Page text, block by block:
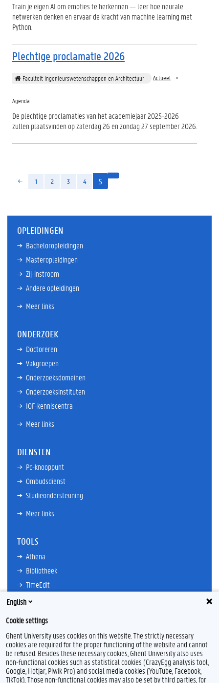
Train je eigen AI om emoties te herkennen — leer hoe neurale
netwerken denken en ervaar de kracht van machine learning met
Python.
Plechtige proclamatie 2026
Faculteit Ingenieurswetenschappen en Architectuur Actueel
Agenda
De plechtige proclamaties van het academiejaar 2025-2026
zullen plaatsvinden op zaterdag 26 en zondag 27 september 2026.
1 2 3 4 5 (huidige)
OPLEIDINGEN
Bacheloropleidingen
Masteropleidingen
Zij-instroom
Andere opleidingen
Meer links
ONDERZOEK
Doctoreren
Vakgroepen
Onderzoeksdomeinen
Onderzoeksinstituten
IOF-kenniscentra
Meer links
DIENSTEN
Pc-knooppunt
Ombudsdienst
Studieondersteuning
Meer links
TOOLS
Athena
Bibliotheek
TimeEdit
E-mail
Research Explorer
English
Cookie settings
Ghent University uses cookies on this website. The strictly necessary
cookies are required for the proper functioning of the website and cannot
be refused. Besides these necessary cookies, Ghent University also uses
non-functional cookies such as statistical cookies (CrazyEgg analysis tool,
Google, Hotjar, Piwik Pro) and social media cookies (YouTube, Facebook,
TikTok). Those non-functional cookies may also be set by third parties, for